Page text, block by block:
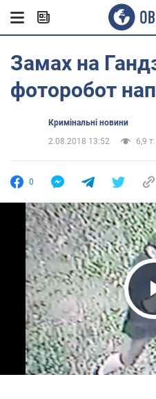
Замах на
фоторобот
Кримінальні новини
2.08.2018 13:52
6,9 т.
0